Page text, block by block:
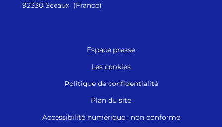
92330 Sceaux (France)
Espace presse
Les cookies
Politique de confidentialité
Plan du site
Accessibilité numérique : non conforme